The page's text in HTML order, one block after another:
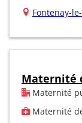
Fontenay-
Maternité
Maternité
Maternité